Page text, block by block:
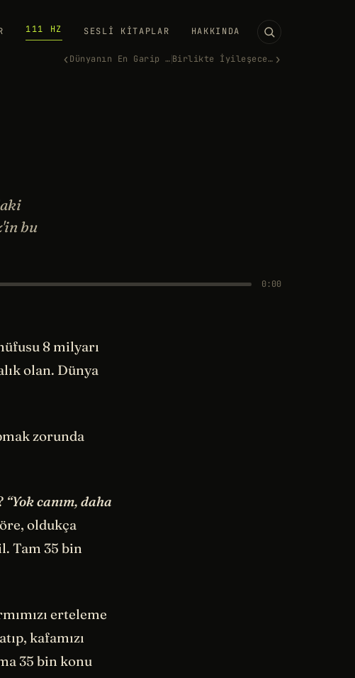
111 HZ SESLI KITAPLAR HAKKINDA
‹ Dünyanın En Garip Davaları Birlikte İyileşeceğiz ›
bu
0:00
8 milyarı
olan. Dünya
zorunda
“Yok canım, daha
oldukça
Tam 35 bin
erteleme
kafamızı
35 bin konu